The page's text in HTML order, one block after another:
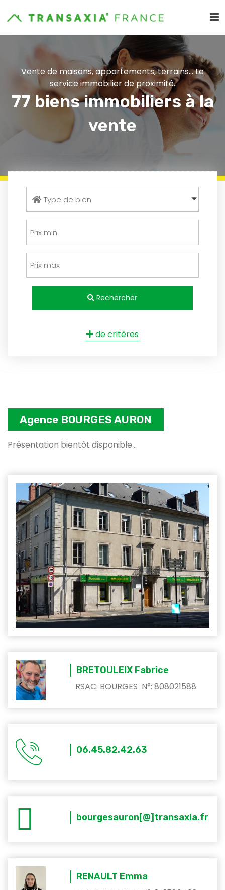
Vente de maisons, appartements, terrains... Le
service immobilier de proximité.
77 biens immobiliers à la
vente
Type de bien
Rechercher
de critères
Agence BOURGES AURON
Présentation bientôt disponible...
BRETOULEIX Fabrice
RSAC: BOURGES N°: 808021588
06.45.82.42.63
bourgesauron[@]transaxia.fr
RENAULT Emma